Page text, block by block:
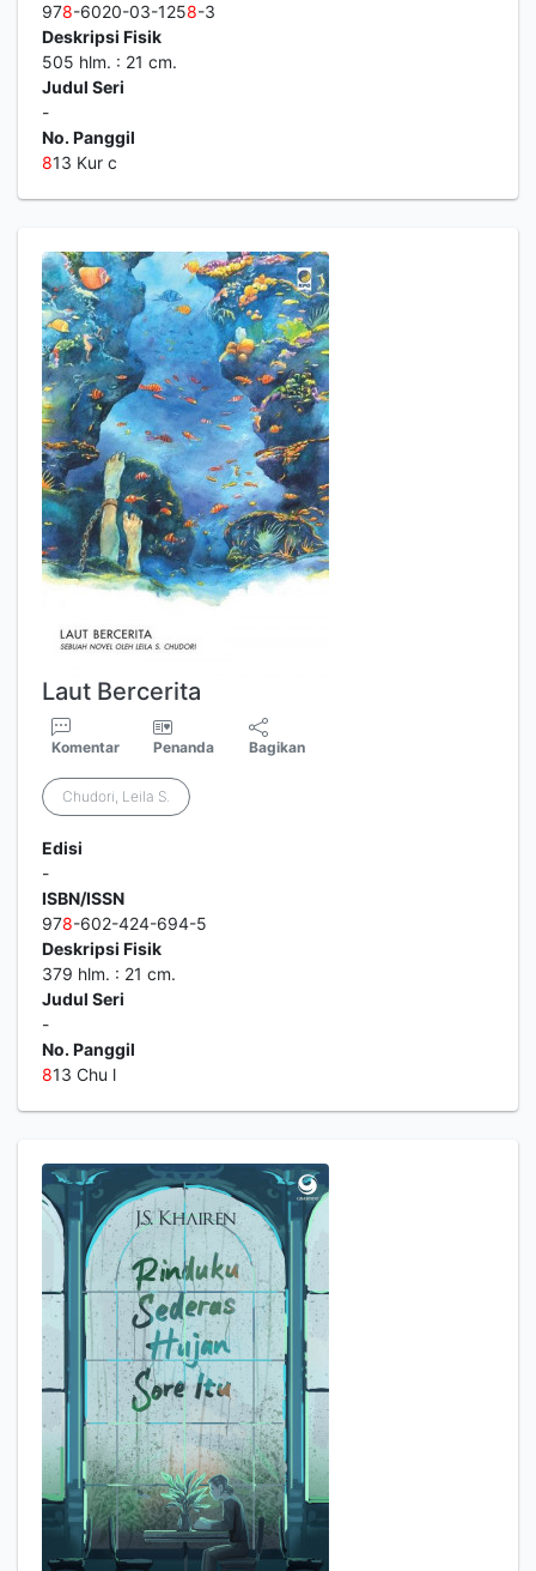
978-6020-03-1258-3
Deskripsi Fisik
505 hlm. : 21 cm.
Judul Seri
-
No. Panggil
813 Kur c
Laut Bercerita
Komentar Penanda Bagikan
Chudori, Leila S.
Edisi
-
ISBN/ISSN
978-602-424-694-5
Deskripsi Fisik
379 hlm. : 21 cm.
Judul Seri
-
No. Panggil
813 Chu l